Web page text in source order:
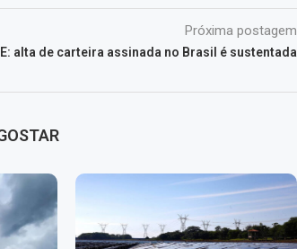
Próxima postagem
alta de carteira assinada no Brasil é sustentada